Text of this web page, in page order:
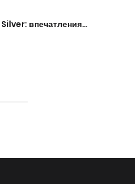
впечатления…